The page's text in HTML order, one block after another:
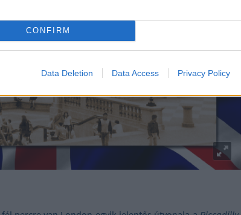
CONFIRM
Data Deletion Data Access Privacy Policy